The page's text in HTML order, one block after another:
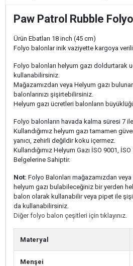
Paw Patrol Rubble
Ürün Ebatları 18 inch (45 cm)
Folyo balonlar inik vaziyette kargoya
Folyo balonları helyum gazı doldurtarak
kullanabilirsiniz.
Mağazamızdan veya Helyum gazı
balonlarınızı şişirtebilirsiniz.
Helyum gazı ücretleri balonların
Folyo balonların havada kalma süresi 7
Kullandığımız helyum gazı tamamen
yanıcı, zehirli değildir koku içermez.
Kullandığımız Helyum Gazı İSO 9001,
Belgelerine Sahiptir.
Not: Folyo Balonları mağazamızdan
helyum gazı bulabileceğiniz bir yerden
balon olarak kullanabilir veya pipet ile
da kullanabilirsiniz.
Diğer folyo balon çeşitleri için tıklayınız.
Materyal
Menşei